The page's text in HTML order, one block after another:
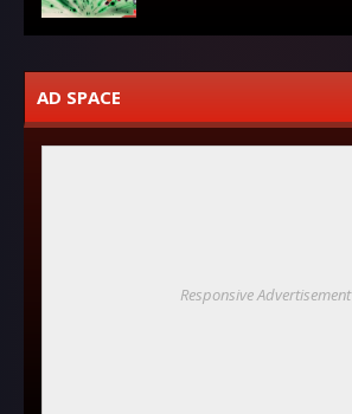
AD SPACE
Responsive Advertisement